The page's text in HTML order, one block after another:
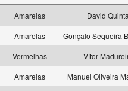
Amarelas
David
Amarelas
Gonçalo Sequeira
Vermelhas
Vítor
Amarelas
Manuel Oliveira